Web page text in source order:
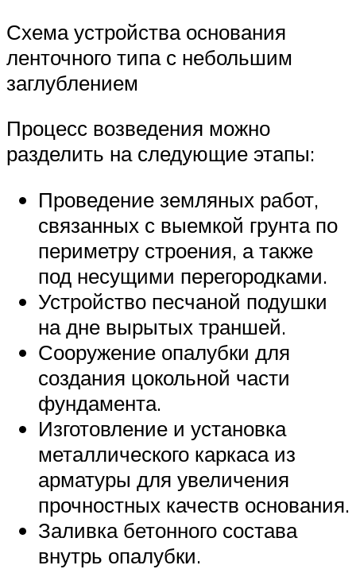
Схема устройства основания
ленточного типа с небольшим
заглублением
Процесс возведения можно
разделить на следующие этапы:
Проведение земляных работ,
связанных с выемкой грунта по
периметру строения, а также
под несущими перегородками.
Устройство песчаной подушки
на дне вырытых траншей.
Сооружение опалубки для
создания цокольной части
фундамента.
Изготовление и установка
металлического каркаса из
арматуры для увеличения
прочностных качеств основания.
Заливка бетонного состава
внутрь опалубки.